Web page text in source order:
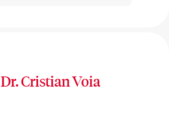
Dr. Cristian Voia